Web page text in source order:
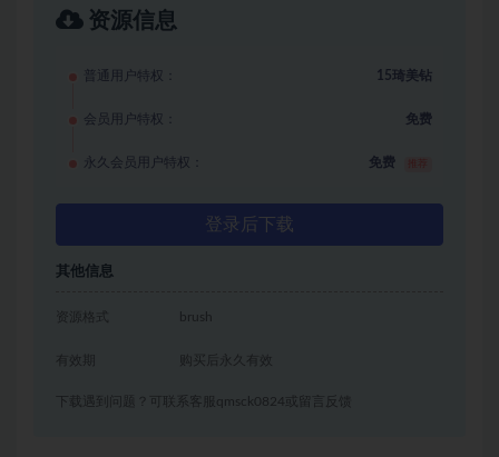
资源信息
普通用户特权： 15琦美钻
会员用户特权： 免费
永久会员用户特权： 免费
登录后下载
其他信息
资源格式 brush
有效期 购买后永久有效
下载遇到问题？可联系客服qmsck0824或留言反馈